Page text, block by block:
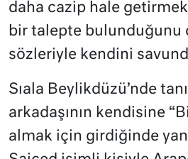
daha cazip hale
bir talepte bulunduğunu
sözleriyle kendini
Sıala Beylikdüzü’nde
arkadaşının kendisine
almak için girdiğinde